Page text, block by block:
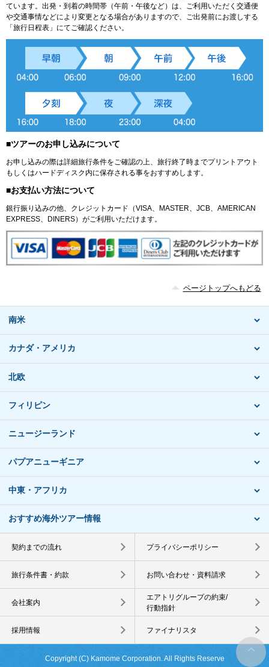
ています。出発・到着の時間帯（午前・午後など）は、ご利用いただく交通便
や交通事情などにより変更となる場合がありますので、ご出発前にお渡しする
「旅行日程表」にてご確認ください。
■ツアーのお申し込みについて
お申し込みの際は詳細旅行条件をご確認の上、旅行終了時までプリントアウト
もしくはハードディスク内に保存される事をおすすめします。
■お支払い方法について
銀行振り込みの他、クレジットカード（VISA、MASTER、JCB、AMERICAN
EXPRESS、DINERS）がご利用いただけます。
ページトップへもどる
南米
カナダ・アメリカ
北欧
フィリピン
ニュージーランド
パプアニューギニア
中東・アフリカ
おすすめ海外ツアー情報
契約までの流れ プライバシーポリシー
旅行条件書・約款 お問い合わせ・資料請求
会社案内
エアトリグループの約束/
行動指針
採用情報 ファイナリスタ
Copyright (C) Kamome Corporation. All Rights Reserve